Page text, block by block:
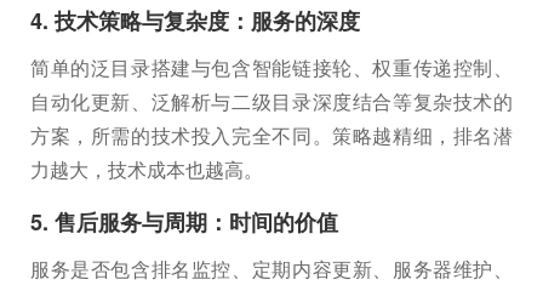
4. 技术策略与复杂度：服务的深度
简单的泛目录搭建与包含智能链接轮、权重传递控制、
自动化更新、泛解析与二级目录深度结合等复杂技术的
方案，所需的技术投入完全不同。策略越精细，排名潜
力越大，技术成本也越高。
5. 售后服务与周期：时间的价值
服务是否包含排名监控、定期内容更新、服务器维护、